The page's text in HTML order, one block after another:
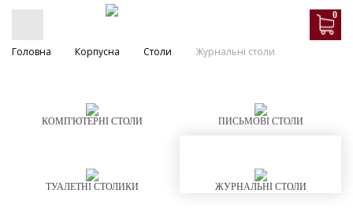
0
Головна Корпусна Столи Журнальні столи
КОМП'ЮТЕРНІ СТОЛИ ПИСЬМОВІ СТОЛИ
ТУАЛЕТНІ СТОЛИКИ ЖУРНАЛЬНІ СТОЛИ